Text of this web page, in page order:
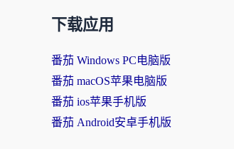
下载应用
番茄 Windows PC电脑版
番茄 macOS苹果电脑版
番茄 ios苹果手机版
番茄 Android安卓手机版